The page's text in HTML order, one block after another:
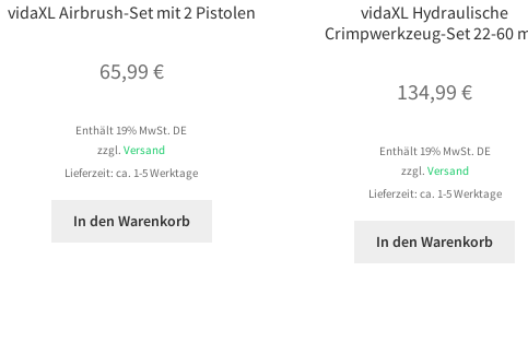
vidaXL Airbrush-Set mit 2 Pistolen
65,99 €
Enthält 19% MwSt. DE
zzgl.Versand
Lieferzeit: ca. 1-5 Werktage
In den Warenkorb
vidaXL Hydraulische
Crimpwerkzeug-Set 22-60
134,99€
Enthält 19% MwSt. DE
zzgl. Versand
Lieferzeit: ca. 1-5 Werktage
In den Warenkorb